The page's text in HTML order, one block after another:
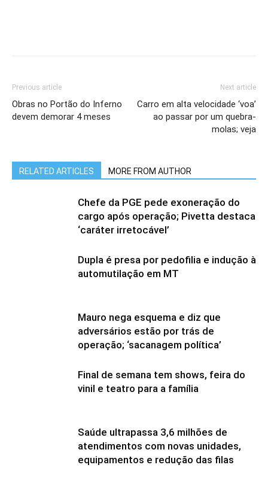
Previous article
Obras no Portão do Inferno
devem demorar 4 meses
Next article
Carro em alta velocidade ‘voa’
ao passar por um quebra-
molas; veja
RELATED ARTICLES MORE FROM AUTHOR
Chefe da PGE pede exoneração do
cargo após operação; Pivetta destaca
‘caráter irretocável’
Dupla é presa por pedofilia e indução à
automutilação em MT
Mauro nega esquema e diz que
adversários estão por trás de
operação; ‘sacanagem política’
Final de semana tem shows, feira do
vinil e teatro para a família
Saúde ultrapassa 3,6 milhões de
atendimentos com novas unidades,
equipamentos e redução das filas